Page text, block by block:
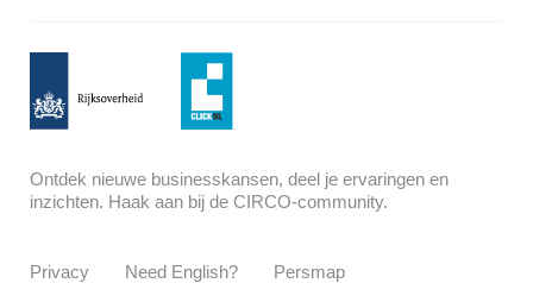
Ontdek nieuwe businesskansen, deel je ervaringen en
inzichten. Haak aan bij de CIRCO-community.
Privacy Need English? Persmap